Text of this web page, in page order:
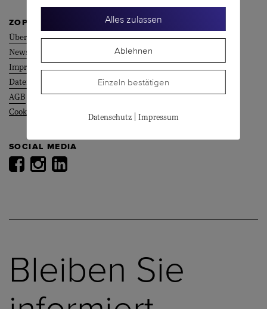
ZOPPI
Über uns
News
Impressum
Datenschutz
AGB
Cookie Einstellungen
SOCIAL MEDIA
Bleiben Sie
Alles zulassen
Ablehnen
Einzeln bestätigen
Datenschutz| Impressum